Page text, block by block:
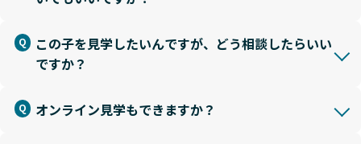
この子を見学したいんですが、どう相談したらいい
ですか？
オンライン見学もできますか？